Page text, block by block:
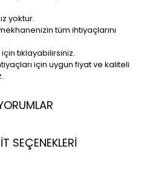
yoktur.
tüm ihtiyaçlarını
için tıklayabilirsiniz.
için uygun fiyat ve kaliteli
SEÇENEKLERİ